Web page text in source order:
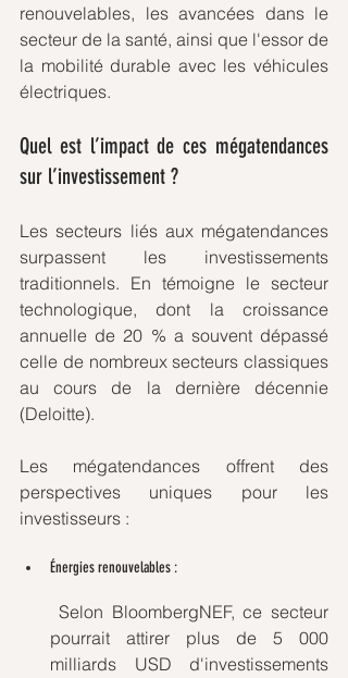
renouvelables, les avancées dans le
secteur de la santé, ainsi que l'essor de
la mobilité durable avec les véhicules
électriques.
Quel est l’impact de ces mégatendances
sur l’investissement ?
Les secteurs liés aux mégatendances
surpassent les investissements
traditionnels. En témoigne le secteur
technologique, dont la croissance
annuelle de 20 % a souvent dépassé
celle de nombreux secteurs classiques
au cours de la dernière décennie
(Deloitte).
Les mégatendances offrent des
perspectives uniques pour les
investisseurs :
Énergies renouvelables :
Selon BloombergNEF, ce secteur
pourrait attirer plus de 5 000
milliards USD d'investissements